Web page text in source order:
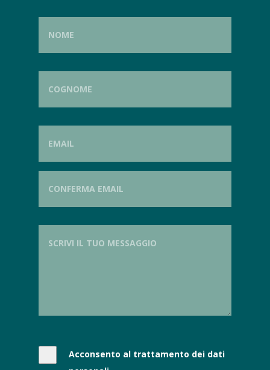
Acconsento al trattamento dei dati